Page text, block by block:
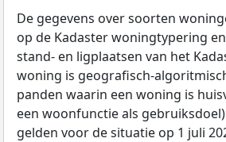
De gegevens over soorten
op de Kadaster woningtypering
stand- en ligplaatsen van het
woning is geografisch-
panden waarin een woning is
een woonfunctie als
gelden voor de situatie op 1 juli